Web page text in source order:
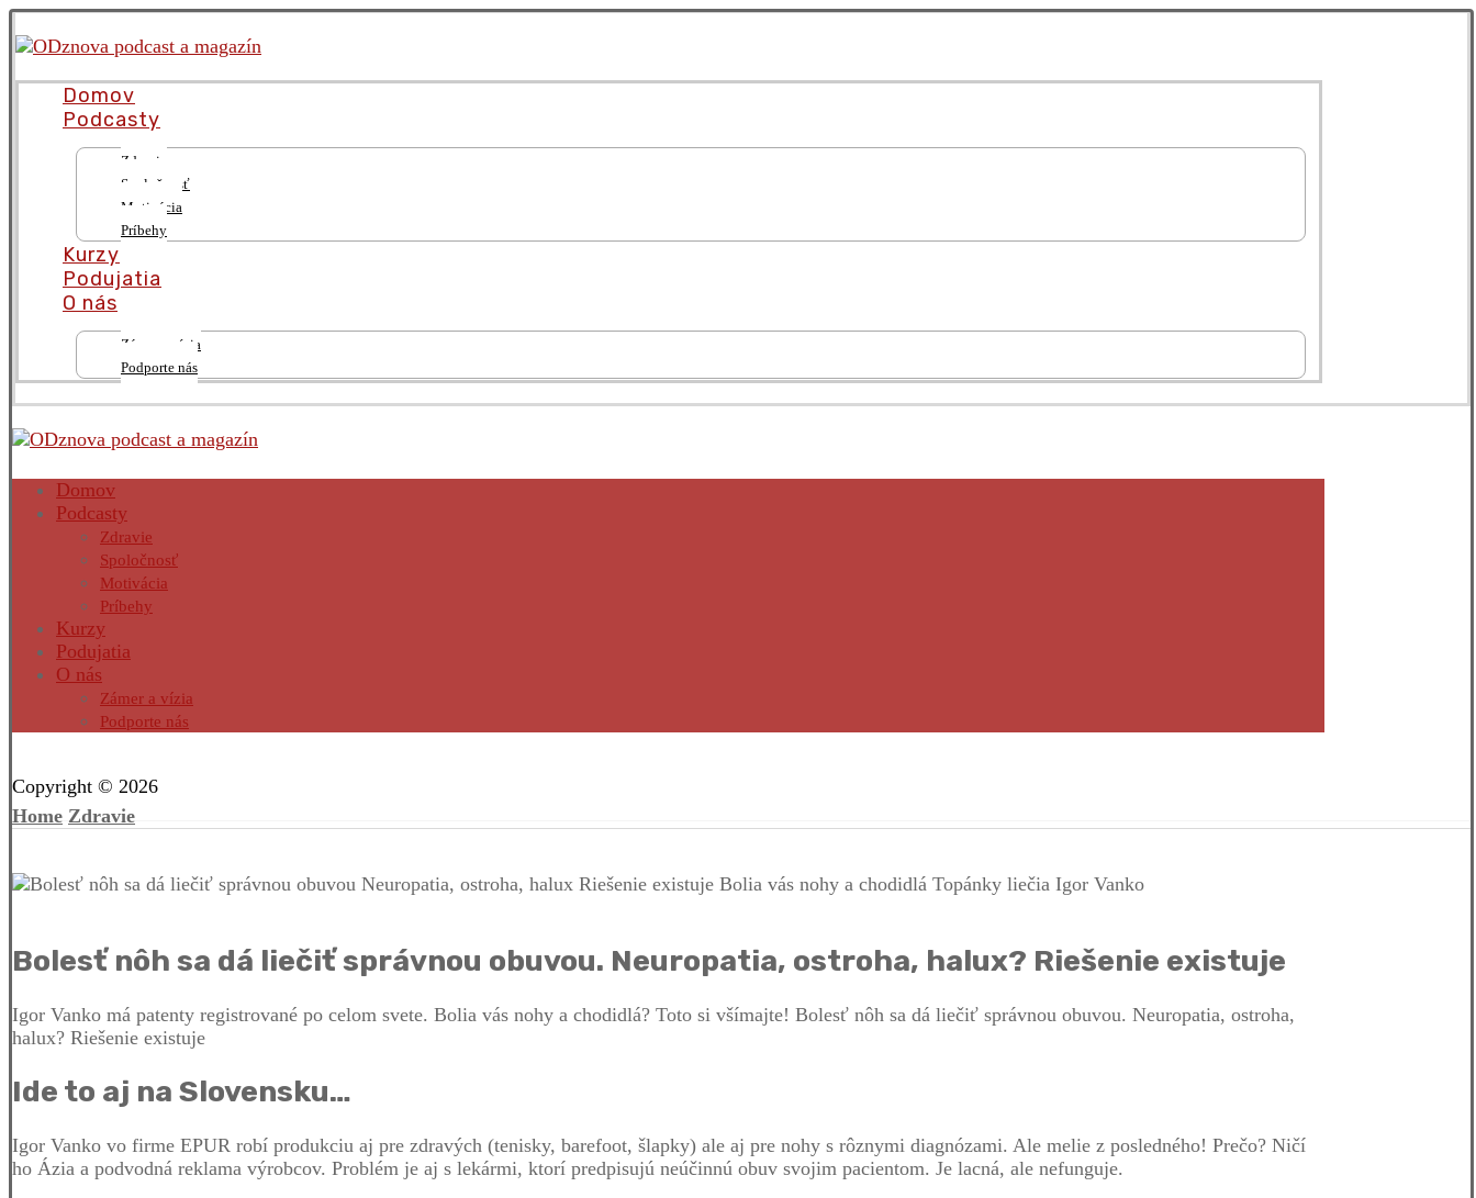
Domov
Podcasty
Zdravie
Spoločnosť
Motivácia
Príbehy
Kurzy
Podujatia
O nás
Zámer a vízia
Podporte nás
Domov
Podcasty
Zdravie
Spoločnosť
Motivácia
Príbehy
Kurzy
Podujatia
O nás
Zámer a vízia
Podporte nás
Copyright © 2026
Home Zdravie
Bolesť nôh sa dá liečiť správnou obuvou. Neuropatia, ostroha, halux? Riešenie existuje
Igor Vanko má patenty registrované po celom svete. Bolia vás nohy a chodidlá? Toto si všímajte! Bolesť nôh sa dá liečiť správnou obuvou. Neuropatia, ostroha,
halux? Riešenie existuje
Ide to aj na Slovensku…
Igor Vanko vo firme EPUR robí produkciu aj pre zdravých (tenisky, barefoot, šlapky) ale aj pre nohy s rôznymi diagnózami. Ale melie z posledného! Prečo? Ničí
ho Ázia a podvodná reklama výrobcov. Problém je aj s lekármi, ktorí predpisujú neúčinnú obuv svojim pacientom. Je lacná, ale nefunguje.